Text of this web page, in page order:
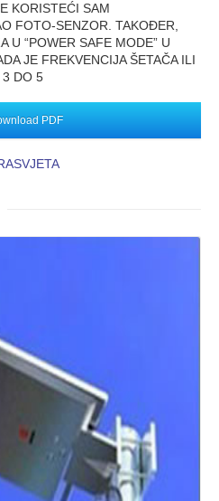
KORISTEĆI SAM
FOTO-SENZOR. TAKOĐER,
U “POWER SAFE MODE” U
JE FREKVENCIJA ŠETAČA ILI
3 DO 5
PDF